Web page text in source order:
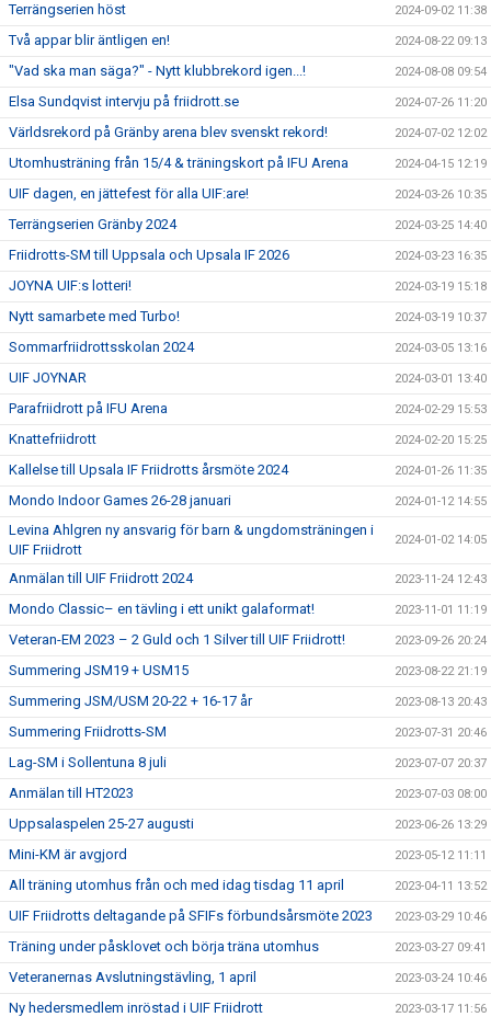
Terrängserien höst 2024-09-02 11:38
Två appar blir äntligen en! 2024-08-22 09:13
"Vad ska man säga?" - Nytt klubbrekord igen...! 2024-08-08 09:54
Elsa Sundqvist intervju på friidrott.se 2024-07-26 11:20
Världsrekord på Gränby arena blev svenskt rekord! 2024-07-02 12:02
Utomhusträning från 15/4 & träningskort på IFU Arena 2024-04-15 12:19
UIF dagen, en jättefest för alla UIF:are! 2024-03-26 10:35
Terrängserien Gränby 2024 2024-03-25 14:40
Friidrotts-SM till Uppsala och Upsala IF 2026 2024-03-23 16:35
JOYNA UIF:s lotteri! 2024-03-19 15:18
Nytt samarbete med Turbo! 2024-03-19 10:37
Sommarfriidrottsskolan 2024 2024-03-05 13:16
UIF JOYNAR 2024-03-01 13:40
Parafriidrott på IFU Arena 2024-02-29 15:53
Knattefriidrott 2024-02-20 15:25
Kallelse till Upsala IF Friidrotts årsmöte 2024 2024-01-26 11:35
Mondo Indoor Games 26-28 januari 2024-01-12 14:55
Levina Ahlgren ny ansvarig för barn & ungdomsträningen i
UIF Friidrott
2024-01-02 14:05
Anmälan till UIF Friidrott 2024 2023-11-24 12:43
Mondo Classic– en tävling i ett unikt galaformat! 2023-11-01 11:19
Veteran-EM 2023 – 2 Guld och 1 Silver till UIF Friidrott! 2023-09-26 20:24
Summering JSM19 + USM15 2023-08-22 21:19
Summering JSM/USM 20-22 + 16-17 år 2023-08-13 20:43
Summering Friidrotts-SM 2023-07-31 20:46
Lag-SM i Sollentuna 8 juli 2023-07-07 20:37
Anmälan till HT2023 2023-07-03 08:00
Uppsalaspelen 25-27 augusti 2023-06-26 13:29
Mini-KM är avgjord 2023-05-12 11:11
All träning utomhus från och med idag tisdag 11 april 2023-04-11 13:52
UIF Friidrotts deltagande på SFIFs förbundsårsmöte 2023 2023-03-29 10:46
Träning under påsklovet och börja träna utomhus 2023-03-27 09:41
Veteranernas Avslutningstävling, 1 april 2023-03-24 10:46
Ny hedersmedlem inröstad i UIF Friidrott 2023-03-17 11:56